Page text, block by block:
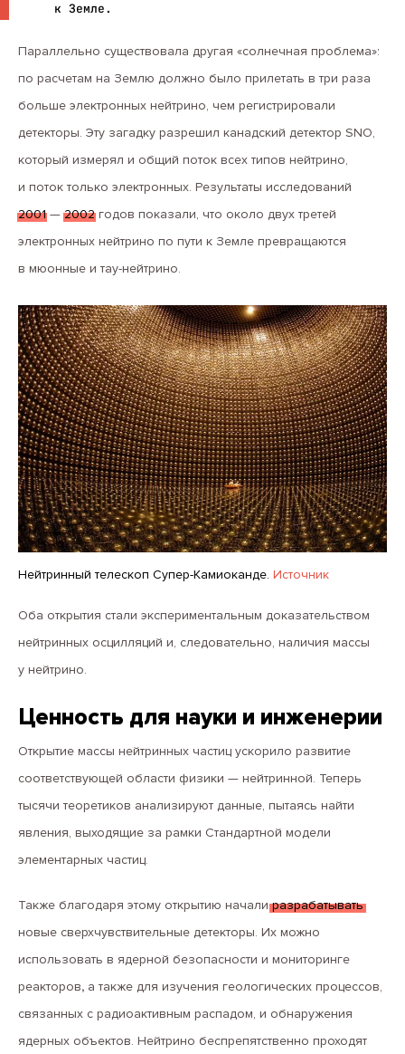
к Земле.
Параллельно существовала другая «солнечная проблема»:
по расчетам на Землю должно было прилетать в три раза
больше электронных нейтрино, чем регистрировали
детекторы. Эту загадку разрешил канадский детектор SNO,
который измерял и общий поток всех типов нейтрино,
и поток только электронных. Результаты исследований
2001—2002годов показали, что около двух третей
электронных нейтрино по пути к Земле превращаются
в мюонные и тау-нейтрино.
Нейтринный телескоп Супер-Камиоканде. Источник
Оба открытия стали экспериментальным доказательством
нейтринных осцилляций и, следовательно, наличия массы
у нейтрино.
Ценность для науки и инженерии
Открытие массы нейтринных частиц ускорило развитие
соответствующей области физики — нейтринной. Теперь
тысячи теоретиков анализируют данные, пытаясь найти
явления, выходящие за рамки Стандартной модели
элементарных частиц.
Также благодаря этому открытию началиразрабатывать
новые сверхчувствительные детекторы. Их можно
использовать в ядерной безопасности и мониторинге
реакторов, а также для изучения геологических процессов,
связанных с радиоактивным распадом, и обнаружения
ядерных объектов. Нейтрино беспрепятственно проходят